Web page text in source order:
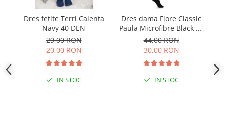
Dres fetite Terri Calenta
Navy 40 DEN
29,00 RON
20,00 RON
IN STOC
Dres dama Fiore Classic
Paula Microfibre Black 40
DEN
44,00 RON
30,00 RON
IN STOC